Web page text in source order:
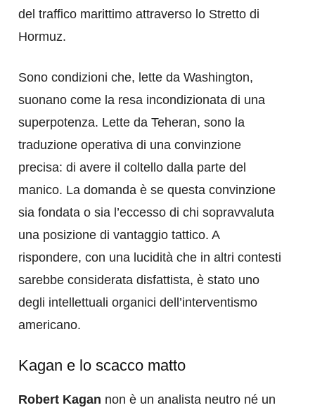
del traffico marittimo attraverso lo Stretto di
Hormuz.
Sono condizioni che, lette da Washington,
suonano come la resa incondizionata di una
superpotenza. Lette da Teheran, sono la
traduzione operativa di una convinzione
precisa: di avere il coltello dalla parte del
manico. La domanda è se questa convinzione
sia fondata o sia l’eccesso di chi sopravvaluta
una posizione di vantaggio tattico. A
rispondere, con una lucidità che in altri contesti
sarebbe considerata disfattista, è stato uno
degli intellettuali organici dell’interventismo
americano.
Kagan e lo scacco matto
Robert Kagan non è un analista neutro né un